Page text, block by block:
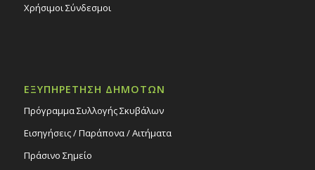
Χρήσιμοι Σύνδεσμοι
ΕΞΥΠΗΡΕΤΗΣΗ ΔΗΜΟΤΩΝ
Πρόγραμμα Συλλογής Σκυβάλων
Εισηγήσεις / Παράπονα / Αιτήματα
Πράσινο Σημείο